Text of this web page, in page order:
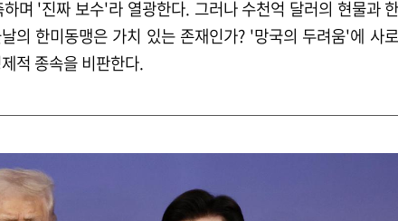
며 '진짜 보수'라 열광한다. 그러나 수천억 달러의 현물과
의 한미동맹은 가치 있는 존재인가? '망국의 두려움'에 사
적 종속을 비판한다.